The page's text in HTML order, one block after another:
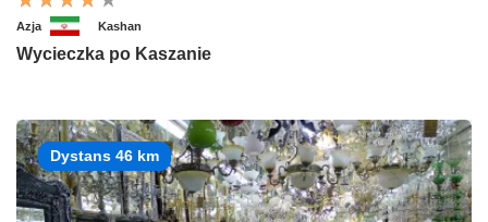
Azja Kashan
Wycieczka po Kaszanie
Dystans 46 km